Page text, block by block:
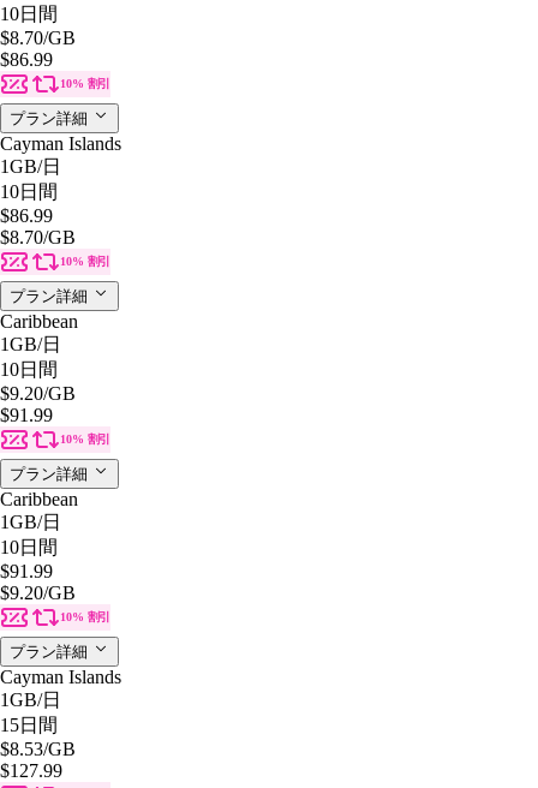
10日間
$8.70/GB
$86.99
10% 割引
プラン詳細
Cayman Islands
1GB/日
10日間
$86.99
$8.70/GB
10% 割引
プラン詳細
Caribbean
1GB/日
10日間
$9.20/GB
$91.99
10% 割引
プラン詳細
Caribbean
1GB/日
10日間
$91.99
$9.20/GB
10% 割引
プラン詳細
Cayman Islands
1GB/日
15日間
$8.53/GB
$127.99